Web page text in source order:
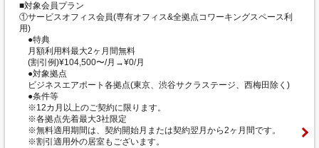
■対象会員プラン
①サービスオフィス会員(専有オフィス&全拠点コワーキングスペース利
用)
●特典
月額利用料最大2ヶ月間無料
(割引例)¥104,500〜/月→¥0/月
●対象拠点
ビジネスエアポート各拠点(東京、渋谷サクラステージ、西梅田除く)
●条件等
※12カ月以上のご契約に限ります。
※各拠点先着最大3社限定
※無料適用期間は、契約開始月または契約翌月から2ヶ月間です。
※割引適用外の居室もございます。